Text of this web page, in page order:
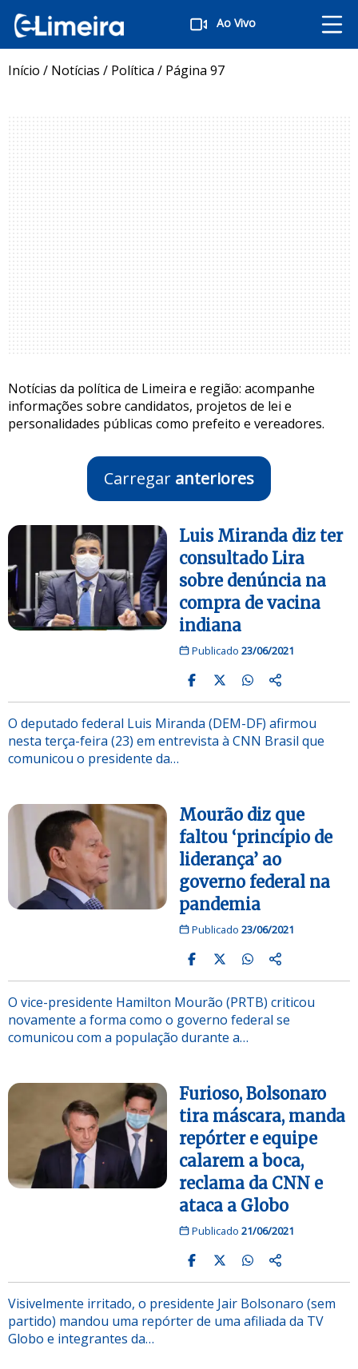
Ao Vivo
Início / Notícias / Política / Página 97
Notícias da política de Limeira e região: acompanhe
informações sobre candidatos, projetos de lei e
personalidades públicas como prefeito e vereadores.
Carregar anteriores
Luis Miranda diz ter
consultado Lira
sobre denúncia na
compra de vacina
indiana
Publicado 23/06/2021
O deputado federal Luis Miranda (DEM-DF) afirmou
nesta terça-feira (23) em entrevista à CNN Brasil que
comunicou o presidente da…
Mourão diz que
faltou ‘princípio de
liderança’ ao
governo federal na
pandemia
Publicado 23/06/2021
O vice-presidente Hamilton Mourão (PRTB) criticou
novamente a forma como o governo federal se
comunicou com a população durante a…
Furioso, Bolsonaro
tira máscara, manda
repórter e equipe
calarem a boca,
reclama da CNN e
ataca a Globo
Publicado 21/06/2021
Visivelmente irritado, o presidente Jair Bolsonaro (sem
partido) mandou uma repórter de uma afiliada da TV
Globo e integrantes da…